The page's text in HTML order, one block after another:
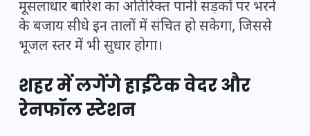
मूसलाधार बारिश का अतिरिक्त पानी सड़कों पर भरने
के बजाय सीधे इन तालों में संचित हो सकेगा, जिससे
भूजल स्तर में भी सुधार होगा।
शहर में लगेंगे हाईटेक वेदर और
रेनफॉल स्टेशन